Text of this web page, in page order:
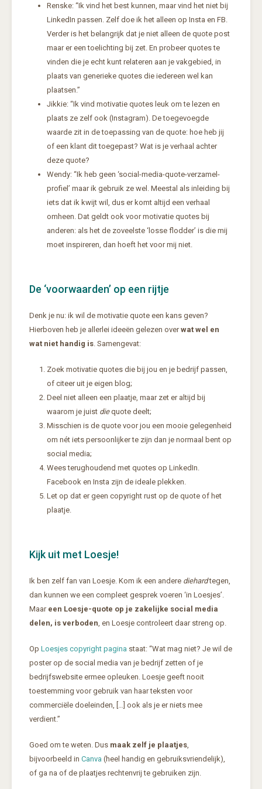
Renske: “Ik vind het best kunnen, maar vind het niet bij
LinkedIn passen. Zelf doe ik het alleen op Insta en FB.
Verder is het belangrijk dat je niet alleen de quote post
maar er een toelichting bij zet. En probeer quotes te
vinden die je echt kunt relateren aan je vakgebied, in
plaats van generieke quotes die iedereen wel kan
plaatsen.”
Jikkie: “Ik vind motivatie quotes leuk om te lezen en
plaats ze zelf ook (Instagram). De toegevoegde
waarde zit in de toepassing van de quote: hoe heb jij
of een klant dit toegepast? Wat is je verhaal achter
deze quote?
Wendy: “Ik heb geen ‘social-media-quote-verzamel-
profiel’ maar ik gebruik ze wel. Meestal als inleiding bij
iets dat ik kwijt wil, dus er komt altijd een verhaal
omheen. Dat geldt ook voor motivatie quotes bij
anderen: als het de zoveelste ‘losse flodder’ is die mij
moet inspireren, dan hoeft het voor mij niet.
De ‘voorwaarden’ op een rijtje
Denk je nu: ik wil de motivatie quote een kans geven?
Hierboven heb je allerlei ideeën gelezen overwat wel en
wat niet handig is . Samengevat:
Zoek motivatie quotes die bij jou en je bedrijf passen,
of citeer uit je eigen blog;
Deel niet alleen een plaatje, maar zet er altijd bij
waarom je juist diequote deelt;
Misschien is de quote voor jou een mooie gelegenheid
om nét iets persoonlijker te zijn dan je normaal bent op
social media;
Wees terughoudend met quotes op LinkedIn.
Facebook en Insta zijn de ideale plekken.
Let op dat er geen copyright rust op de quote of het
plaatje.
Kijk uit met Loesje!
Ik ben zelf fan van Loesje. Kom ik een andere diehardtegen,
dan kunnen we een compleet gesprek voeren ‘in Loesjes’.
Maar een Loesje-quote op je zakelijke social media
delen, is verboden , en Loesje controleert daar streng op.
Op Loesjes copyright pagina staat: “Wat mag niet? Je wil de
poster op de social media van je bedrijf zetten of je
bedrijfswebsite ermee opleuken. Loesje geeft nooit
toestemming voor gebruik van haar teksten voor
commerciële doeleinden, […] ook als je er niets mee
verdient.”
Goed om te weten. Dus maak zelf je plaatjes
bijvoorbeeld in Canva (heel handig en gebruiksvriendelijk),
of ga na of de plaatjes rechtenvrij te gebruiken zijn.